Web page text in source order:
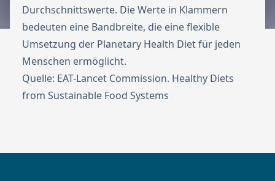
Durchschnittswerte. Die Werte in Klammern
bedeuten eine Bandbreite, die eine flexible
Umsetzung der Planetary Health Diet für jeden
Menschen ermöglicht.
Quelle: EAT-Lancet Commission. Healthy Diets
from Sustainable Food Systems